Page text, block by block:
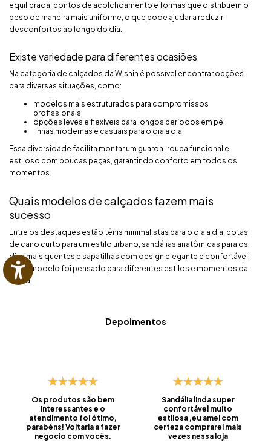
equilibrada, pontos de acolchoamento e formas que distribuem o
peso de maneira mais uniforme, o que pode ajudar a reduzir
desconfortos ao longo do dia.
Existe variedade para diferentes ocasiões
Na categoria de calçados da Wishin é possível encontrar opções
para diversas situações, como:
modelos mais estruturados para compromissos
profissionais;
opções leves e flexíveis para longos períodos em pé;
linhas modernas e casuais para o dia a dia.
Essa diversidade facilita montar um guarda-roupa funcional e
estiloso com poucas peças, garantindo conforto em todos os
momentos.
Quais modelos de calçados fazem mais
sucesso
Entre os destaques estão tênis minimalistas para o dia a dia, botas
de cano curto para um estilo urbano, sandálias anatômicas para os
dias mais quentes e sapatilhas com design elegante e confortável.
Cada modelo foi pensado para diferentes estilos e momentos da
rotina.
Depoimentos
Os produtos são bem
interessantes e o
atendimento foi ótimo,
parabéns! Voltaria a fazer
negocio com vocês.
Sandália linda super
confortável muito
estilosa ,eu amei com
certeza comprarei mais
vezes nessa loja